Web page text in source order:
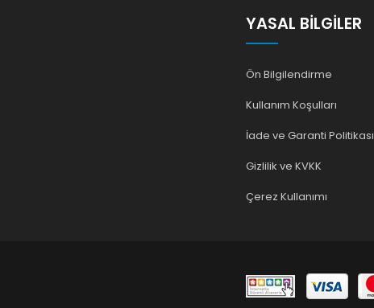
YASAL BILGILER
Ön Bilgilendirme
Kullanım Koşulları
İade ve Garanti Politikası
Gizlilik ve KVKK
Çerez Kullanımı